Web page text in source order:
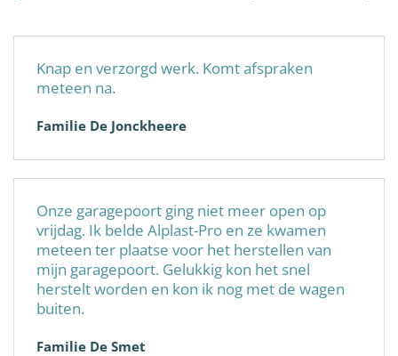
Knap en verzorgd werk. Komt afspraken
meteen na.
Familie De Jonckheere
Onze garagepoort ging niet meer open op
vrijdag. Ik belde Alplast-Pro en ze kwamen
meteen ter plaatse voor het herstellen van
mijn garagepoort. Gelukkig kon het snel
herstelt worden en kon ik nog met de wagen
buiten.
Familie De Smet